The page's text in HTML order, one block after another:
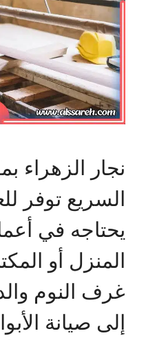
نجار الزهراء
السريع توفر
يحتاجه في
المنزل أو
غرف النوم
إلى صيانة